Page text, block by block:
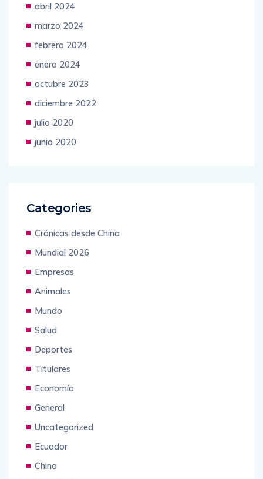
abril 2024
marzo 2024
febrero 2024
enero 2024
octubre 2023
diciembre 2022
julio 2020
junio 2020
Categories
Crónicas desde China
Mundial 2026
Empresas
Animales
Mundo
Salud
Deportes
Titulares
Economía
General
Uncategorized
Ecuador
China